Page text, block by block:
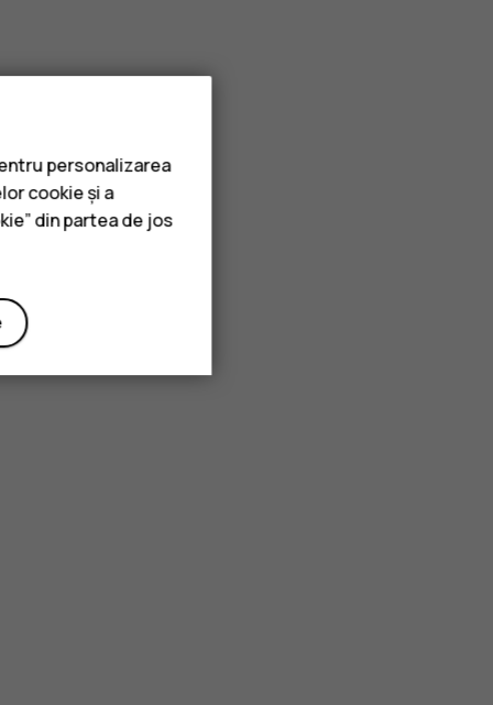
personalizarea
cookie și a
din partea de jos